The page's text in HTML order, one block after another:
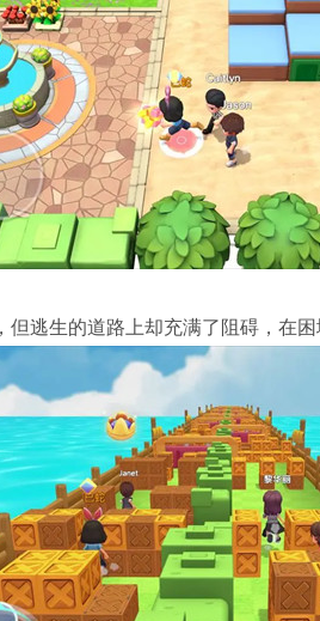
逃生的道路上却充满了阻碍，在困